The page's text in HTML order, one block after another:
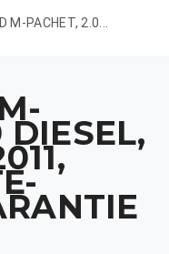
M-PACHET, 2.0...
DIESEL,